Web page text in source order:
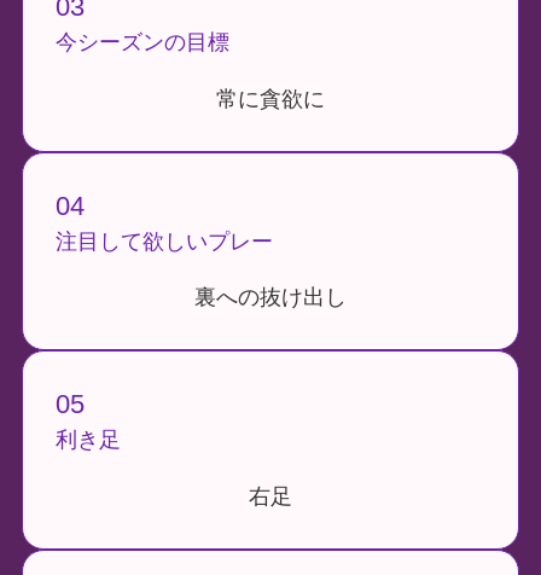
03
今シーズンの目標
常に貪欲に
04
注目して欲しいプレー
裏への抜け出し
05
利き足
右足